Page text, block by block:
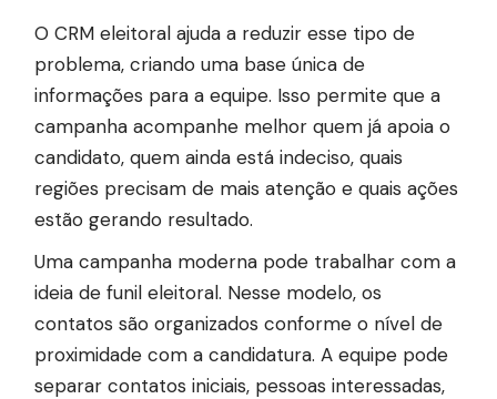
O CRM eleitoral ajuda a reduzir esse tipo de
problema, criando uma base única de
informações para a equipe. Isso permite que a
campanha acompanhe melhor quem já apoia o
candidato, quem ainda está indeciso, quais
regiões precisam de mais atenção e quais ações
estão gerando resultado.
Uma campanha moderna pode trabalhar com a
ideia de funil eleitoral. Nesse modelo, os
contatos são organizados conforme o nível de
proximidade com a candidatura. A equipe pode
separar contatos iniciais, pessoas interessadas,